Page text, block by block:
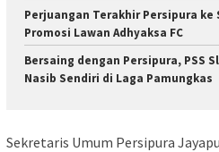
Perjuangan Terakhir Persipura ke
Promosi Lawan Adhyaksa FC
Bersaing dengan Persipura, PSS
Nasib Sendiri di Laga Pamungkas
Sekretaris Umum Persipura